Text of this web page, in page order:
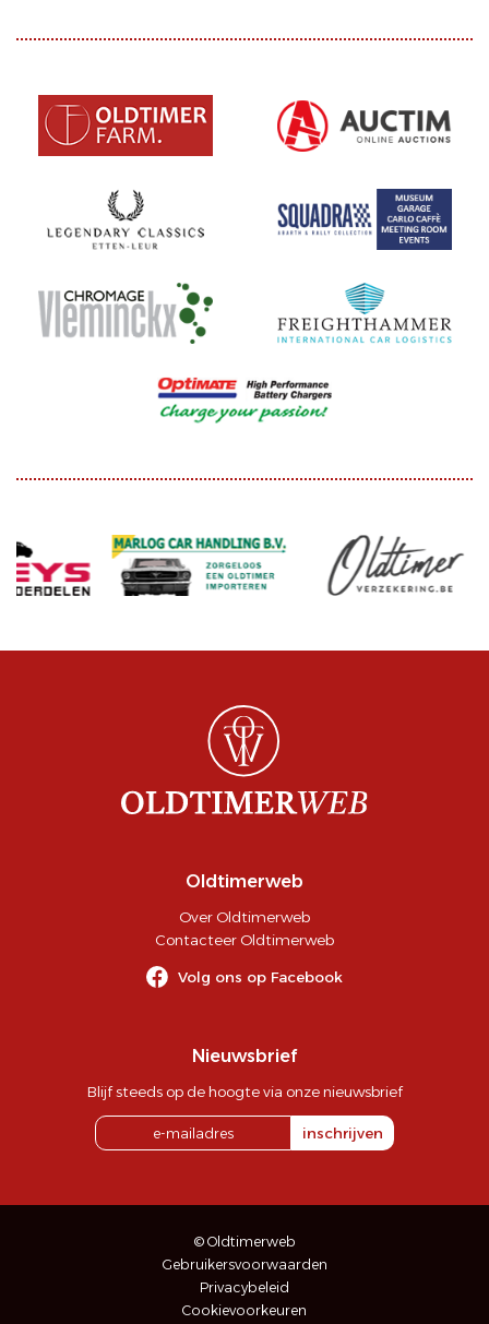
Oldtimerweb
Over Oldtimerweb
Contacteer Oldtimerweb
Volg ons op Facebook
Nieuwsbrief
Blijf steeds op de hoogte via onze nieuwsbrief
inschrijven
© Oldtimerweb
Gebruikersvoorwaarden
Privacybeleid
Cookievoorkeuren